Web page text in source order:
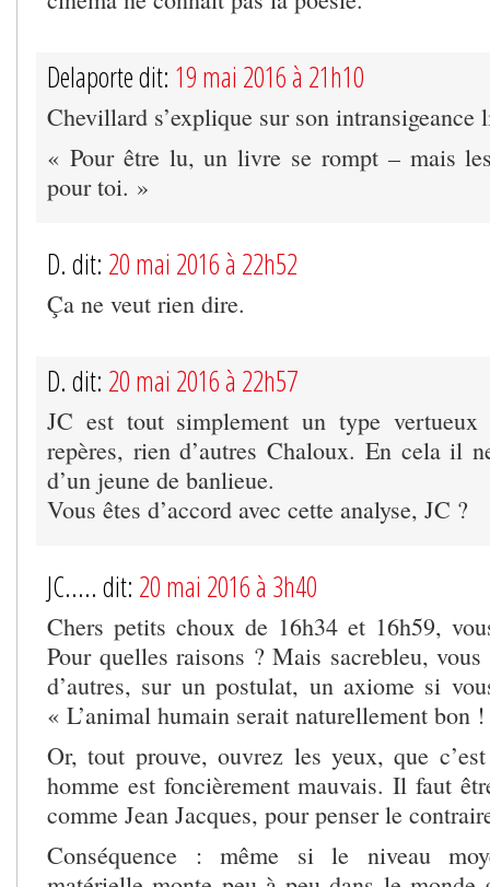
Delaporte dit: 19 mai 2016 à 21h10
Chevillard s’explique sur son intransigeance
« Pour être lu, un livre se rompt – mais
pour toi. »
D. dit: 20 mai 2016 à 22h52
Ça ne veut rien dire.
D. dit: 20 mai 2016 à 22h57
JC est tout simplement un type vertueux
repères, rien d’autres Chaloux. En cela il
d’un jeune de banlieue.
Vous êtes d’accord avec cette analyse, JC ?
JC..... dit: 20 mai 2016 à 3h40
Chers petits choux de 16h34 et 16h59,
Pour quelles raisons ? Mais sacrebleu,
d’autres, sur un postulat, un axiome si
« L’animal humain serait naturellement bon
Or, tout prouve, ouvrez les yeux, que
homme est foncièrement mauvais. Il faut
comme Jean Jacques, pour penser le
Conséquence : même si le niveau